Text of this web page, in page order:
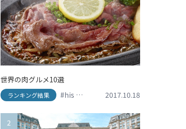
世界の肉グルメ10選
ランキング結果 #his #travel #アメリカ
2017.10.18
2